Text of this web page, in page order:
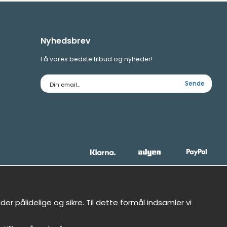
Nyhedsbrev
Få vores bedste tilbud og nyheder!
E-
mailadresse
Sende
pålidelige og sikre. Til dette formål indsamler vi